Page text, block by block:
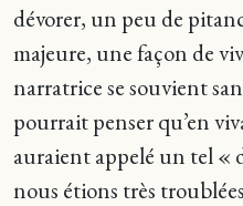
dévorer, un peu de
majeure, une façon de
narratrice se souvient
pourrait penser qu’en
auraient appelé un tel «
nous étions très